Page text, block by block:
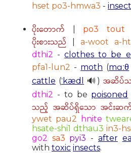
hset po3-hmwa3 -
ပိုးတောက် po3 tout
ပိုးစားသည်
a-woot a-
dthi2 -clothes to be
pfa1-lun2 - moth (mɑːθ
cattle (ˈkædl 🔊) အဆိပ်
dthi2 - to be poisoned
သည့် အဆိပ်ရှိသော အင်းဆက်ပိုးမွှ
ywet pau2
hnite
hsate-shi1 dthau3 in3-
go2 sa3 pyi3 - after
with toxic insects.